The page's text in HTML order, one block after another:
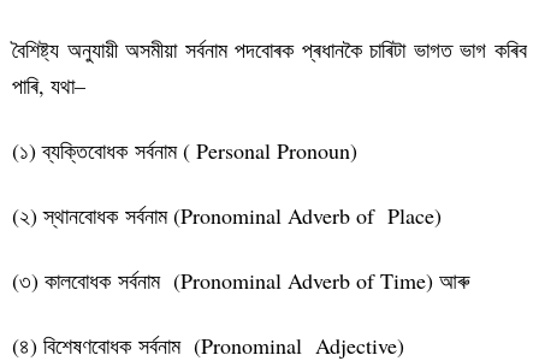
বৈশিষ্ট্য অনুযায়ী অসমীয়া সৰ্বনাম পদবোৰক প্ৰধানকৈ চাৰিটা ভাগত ভাগ কৰিব
পাৰি, যথা–
(১) ব্যক্তিবোধক সৰ্বনাম ( Personal Pronoun)
(২) স্থানবোধক সৰ্বনাম (Pronominal Adverb of Place)
(৩) কালবোধক সৰ্বনাম (Pronominal Adverb of Time) আৰু
(৪) বিশেষণবোধক সৰ্বনাম (Pronominal Adjective)